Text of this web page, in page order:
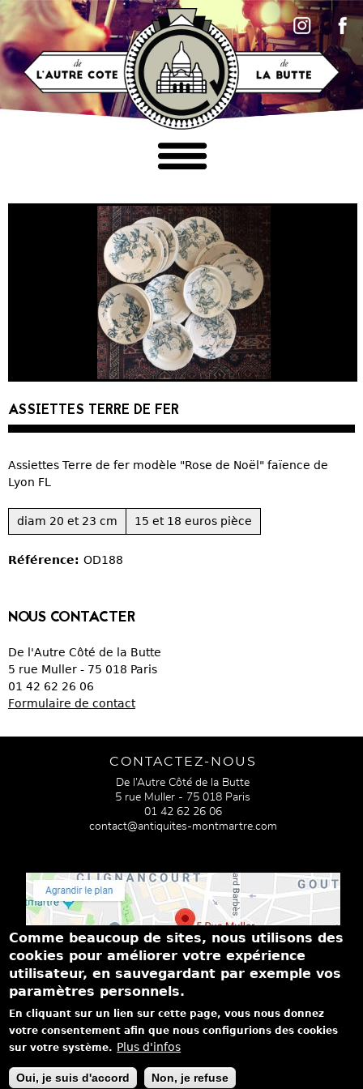
Accéder au contenu
MOBILIER
LUMINAIRES
TABLEAUX
VIEUX PAPIERS
OBJETS DÉCORATIFS
VERRERIE
ASSIETTES TERRE DE FER
Assiettes Terre de fer modèle "Rose de Noël" faïence de
Lyon FL
diam 20 et 23 cm 15 et 18 euros pièce
Référence: OD188
NOUS CONTACTER
De l'Autre Côté de la Butte
5 rue Muller - 75 018 Paris
01 42 62 26 06
Formulaire de contact
CONTACTEZ-NOUS
De l’Autre Côté de la Butte
5 rue Muller - 75 018 Paris
01 42 62 26 06
contact@antiquites-montmartre.com
PASSEZ NOUS VOIR
Du mardi au samedi de 14h à 19h
Dimanche de 15h à 18h
Mentions légales | Politique de confidentialité
Comme beaucoup de sites, nous utilisons des
cookies pour améliorer votre expérience
utilisateur, en sauvegardant par exemple vos
paramètres personnels.
En cliquant sur un lien sur cette page, vous nous donnez
votre consentement afin que nous configurions des cookies
sur votre système. Plus d'infos
Oui, je suis d'accord Non, je refuse